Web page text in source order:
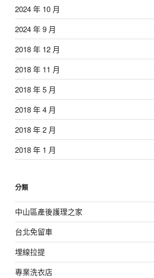
2024 年 10 月
2024 年 9 月
2018 年 12 月
2018 年 11 月
2018 年 5 月
2018 年 4 月
2018 年 2 月
2018 年 1 月
分類
中山區產後護理之家
台北免留車
埋線拉提
專業洗衣店